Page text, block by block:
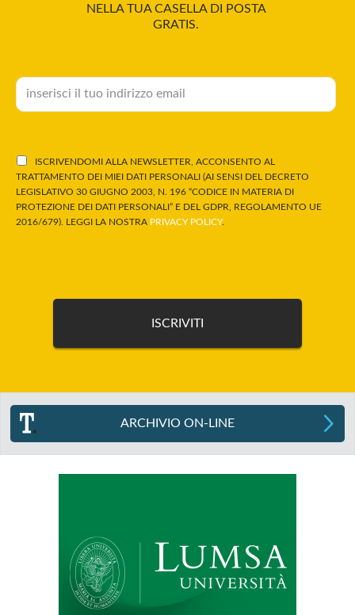
NELLA TUA CASELLA DI POSTA
GRATIS.
ISCRIVENDOMI ALLA NEWSLETTER, ACCONSENTO AL
TRATTAMENTO DEI MIEI DATI PERSONALI (AI SENSI DEL DECRETO
LEGISLATIVO 30 GIUGNO 2003, N. 196 “CODICE IN MATERIA DI
PROTEZIONE DEI DATI PERSONALI” E DEL GDPR, REGOLAMENTO UE
2016/679). LEGGI LA NOSTRA PRIVACY POLICY.
ARCHIVIO ON-LINE